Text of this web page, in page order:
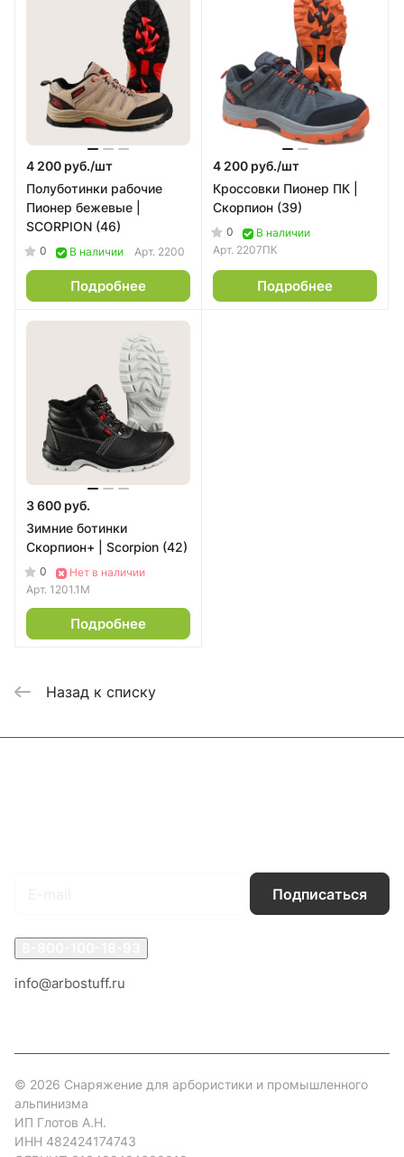
4 200 руб./шт
Полуботинки рабочие
Пионер бежевые |
SCORPION (46)
0 В наличии Арт. 2200
Подробнее
4 200 руб./шт
Кроссовки Пионер ПК |
Скорпион (39)
0
В наличии
Арт. 2207ПК
Подробнее
3 600 руб.
Зимние ботинки
Скорпион+ | Scorpion (42)
0
Нет в наличии
Арт. 1201.1М
Подробнее
Назад к списку
Подписаться
info@arbostuff.ru
© 2026 Снаряжение для арбористики и промышленного
альпинизма
ИП Глотов А.Н.
ИНН 482424174743